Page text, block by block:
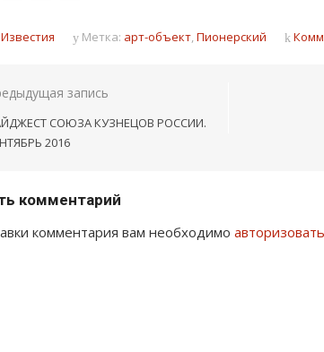
Известия Метка: арт-объект,Пионерский
запись
СОЮЗА КУЗНЕЦОВ РОССИИ.
2016
комментарий
комментария вам необходимо